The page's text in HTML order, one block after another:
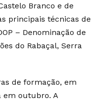
Branco e de
principais técnicas de
– Denominação de
do Rabaçal, Serra
de formação, em
em outubro. A